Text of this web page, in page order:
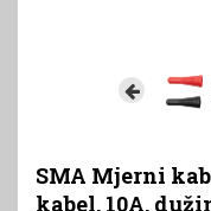
SMA Mjerni
kabel, 10A,